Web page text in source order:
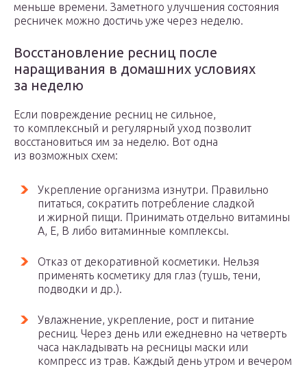
меньше времени. Заметного улучшения состояния
ресничек можно достичь уже через неделю.
Восстановление ресниц после
наращивания в домашних условиях
за неделю
Если повреждение ресниц не сильное,
то комплексный и регулярный уход позволит
восстановиться им за неделю. Вот одна
из возможных схем:
Укрепление организма изнутри. Правильно
питаться, сократить потребление сладкой
и жирной пищи. Принимать отдельно витамины
А, Е, В либо витаминные комплексы.
Отказ от декоративной косметики. Нельзя
применять косметику для глаз (тушь, тени,
подводки и др.).
Увлажнение, укрепление, рост и питание
ресниц. Через день или ежедневно на четверть
часа накладывать на ресницы маски или
компресс из трав. Каждый день утром и вечером